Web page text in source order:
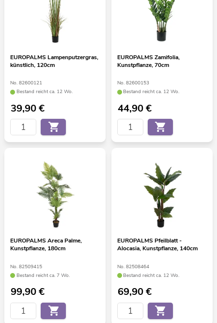
EUROPALMS Lampenputzergras,
künstlich, 120cm
No. 82600121
Bestand reicht ca. 12 Wo.
39,90€
EUROPALMS Zamifolia,
Kunstpflanze, 70cm
No. 82600153
Bestand reicht ca. 12 Wo.
44,90€
EUROPALMS Areca Palme,
Kunstpflanze, 180cm
No. 82509415
Bestand reicht ca. 7 Wo.
99,90€
EUROPALMS Pfeilblatt -
Alocasia, Kunstpflanze, 140cm
No. 82508464
Bestand reicht ca. 12 Wo.
69,90€